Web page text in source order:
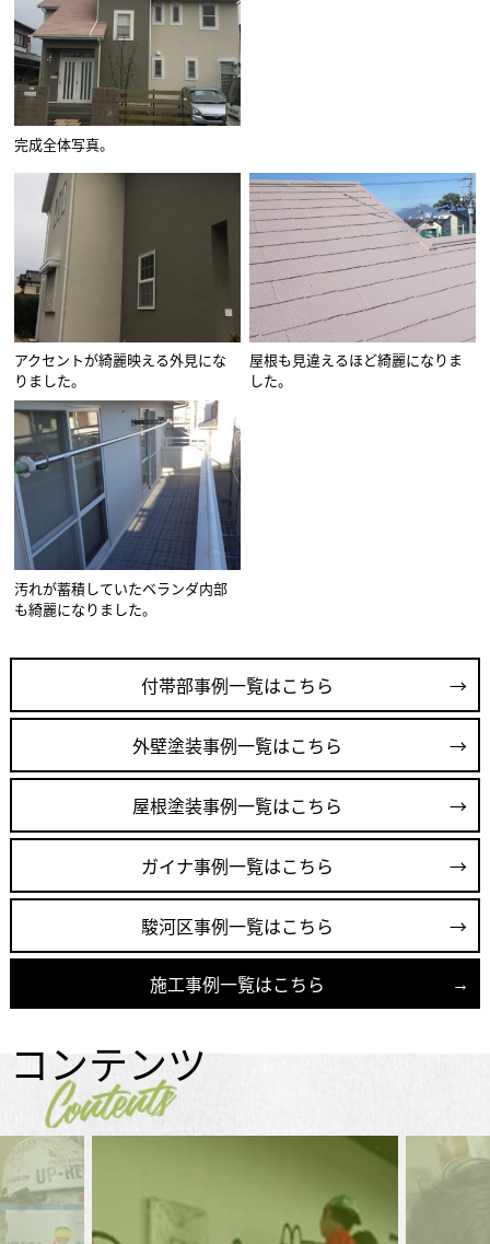
完成全体写真。
アクセントが綺麗映える外見にな
りました。
屋根も見違えるほど綺麗になりま
した。
汚れが蓄積していたベランダ内部
も綺麗になりました。
付帯部事例一覧はこちら
外壁塗装事例一覧はこちら
屋根塗装事例一覧はこちら
ガイナ事例一覧はこちら
駿河区事例一覧はこちら
施工事例一覧はこちら
コンテンツ
Contents